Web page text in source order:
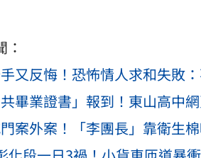
又反悔！恐怖情人求和失敗
共畢業證書」報到！東山高
案外案！「李團長」靠衛生